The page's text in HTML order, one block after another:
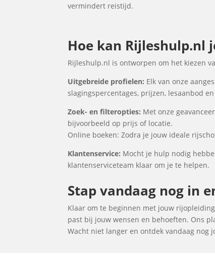
vermindert reistijd.
Hoe kan Rijleshulp.nl
Rijleshulp.nl is ontworpen om het kiezen
Uitgebreide profielen: Elk van onze
slagingspercentages, prijzen, lesaanbod
Zoek- en filteropties: Met onze
bijvoorbeeld op prijs of locatie.
Online boeken: Zodra je jouw ideale
Klantenservice: Mocht je hulp nodig
klantenserviceteam klaar om je te helpen.
Stap vandaag nog in
Klaar om te beginnen met jouw
past bij jouw wensen en behoeften. Ons
Wacht niet langer en ontdek vandaag nog